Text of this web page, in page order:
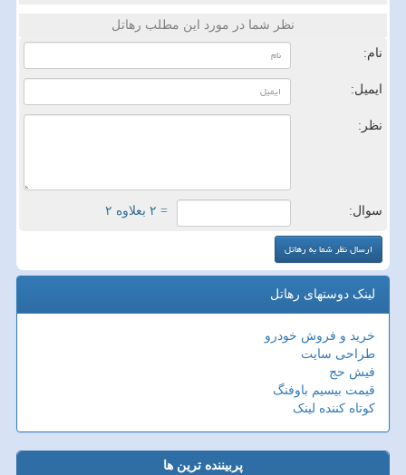
نظر شما در مورد این مطلب رهاتل
نام:
ایمیل:
نظر:
سوال: = ۲ بعلاوه ۲
لینک دوستهای رهاتل
خرید و فروش خودرو
طراحی سایت
فیش حج
قیمت بیسیم باوفنگ
کوتاه کننده لینک
پربیننده ترین ها